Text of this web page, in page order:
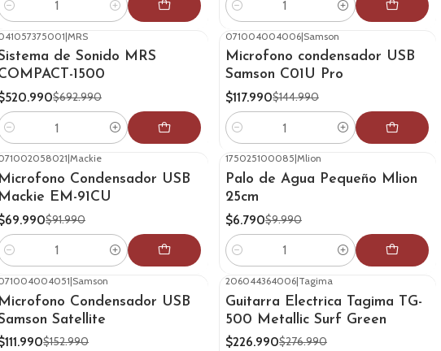
Cantidad
-25%OFF
|MRS
de Sonido MRS
1500
$692.990
-19%OFF
071004004006|Samson
Microfono condensador USB
Samson C01U Pro
$117.990$144.990
Cantidad
|Mackie
Microfono Condensador USB
Mackie EM-91CU
$91.990
175025100085|Mlion
Palo de Agua Pequeño Mlion
25cm
$6.790$9.990
Cantidad
-27%OFF
|Samson
Microfono Condensador USB
Satellite
$152.990
-18% OFF
206044364006|Tagima
Guitarra Electrica Tagima TG-
500 Metallic Surf Green
$226.990$276.990